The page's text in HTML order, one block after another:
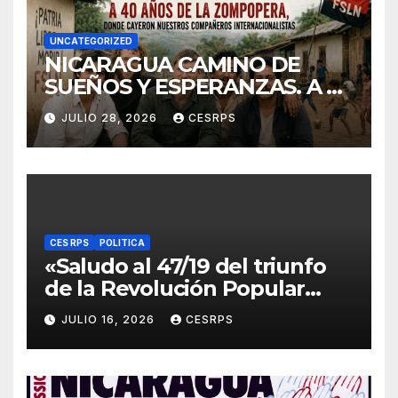
UNCATEGORIZED
NICARAGUA CAMINO DE
SUEÑOS Y ESPERANZAS. A 40
años de La Zompopera,
donde cayeron nuestros
compañeros
internacionalistas.
JULIO 28, 2026 CESRPS
CES RPS POLITICA
«Saludo al 47/19 del triunfo
de la Revolución Popular
Sandinista : Siempre + allá!»
JULIO 16, 2026 CESRPS